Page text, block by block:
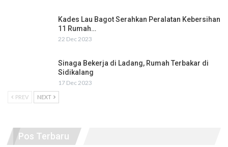
Kades Lau Bagot Serahkan Peralatan Kebersihan
11 Rumah…
22 Dec 2023
Sinaga Bekerja di Ladang, Rumah Terbakar di
Sidikalang
17 Dec 2023
PREV NEXT
Pos Terbaru